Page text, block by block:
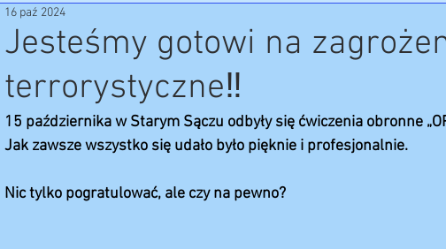
Jesteśmy gotowi na
terrorystyczne‼️
16 paź 2024
15 października w Starym Sączu odbyły się ćwiczenia obronne
Jak zawsze wszystko się udało było pięknie i profesjonalnie.
Nic tylko pogratulować, ale czy na pewno?